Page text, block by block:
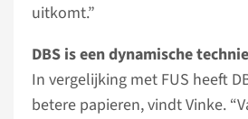
uitkomt.”
DBS is een dynamische
In vergelijking met FUS heeft
betere papieren, vindt Vinke.